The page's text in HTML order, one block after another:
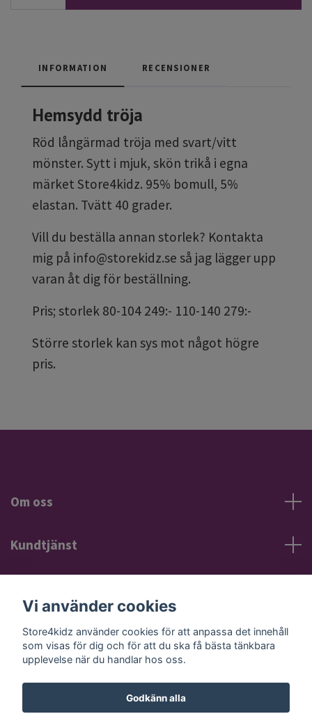
INFORMATION RECENSIONER
Hemsydd tröja
Röd långärmad tröja med svart/vitt
mönster. Sytt i mjuk, skön trikå i egna
märket Store4kidz. 95% bomull, 5%
elastan. Tvätt 40 grader.
Vill du beställa annan storlek? Kontakta
mig på info@storekidz.se så jag lägger upp
varan åt dig för beställning.
Pris; storlek 80-104 249:- 110-140 279:-
Större storlek kan sys mot något högre
pris.
Om oss
Kundtjänst
Sociala medier
Vi använder cookies
Store4kidz använder cookies för att anpassa det innehåll
som visas för dig och för att du ska få bästa tänkbara
upplevelse när du handlar hos oss.
Godkänn alla